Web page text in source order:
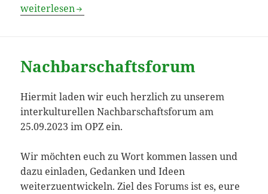
Unsere Ideen zum neuen Fördergebiet
weiterlesen
Nachbarschaftsforum
Hiermit laden wir euch herzlich zu unserem
interkulturellen Nachbarschaftsforum am
25.09.2023 im OPZ ein.
Wir möchten euch zu Wort kommen lassen und
dazu einladen, Gedanken und Ideen
weiterzuentwickeln. Ziel des Forums ist es, eure